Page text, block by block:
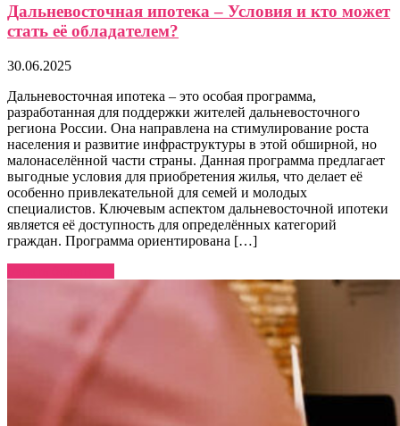
Дальневосточная ипотека – Условия и кто может
стать её обладателем?
30.06.2025
Дальневосточная ипотека – это особая программа,
разработанная для поддержки жителей дальневосточного
региона России. Она направлена на стимулирование роста
населения и развитие инфраструктуры в этой обширной, но
малонаселённой части страны. Данная программа предлагает
выгодные условия для приобретения жилья, что делает её
особенно привлекательной для семей и молодых
специалистов. Ключевым аспектом дальневосточной ипотеки
является её доступность для определённых категорий
граждан. Программа ориентирована […]